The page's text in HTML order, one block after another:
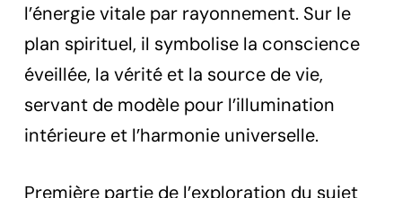
l’énergie vitale par rayonnement. Sur le
plan spirituel, il symbolise la conscience
éveillée, la vérité et la source de vie,
servant de modèle pour l’illumination
intérieure et l’harmonie universelle.
Première partie de l’exploration du sujet